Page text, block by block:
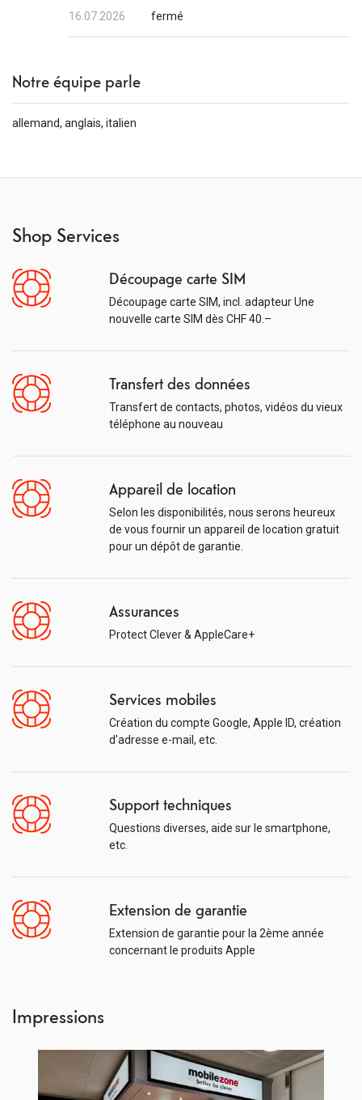
16.07.2026 fermé
Notre équipe parle
allemand, anglais, italien
Shop Services
Découpage carte SIM
Découpage carte SIM, incl. adapteur Une
nouvelle carte SIM dès CHF 40.–
Transfert des données
Transfert de contacts, photos, vidéos du vieux
téléphone au nouveau
Appareil de location
Selon les disponibilités, nous serons heureux
de vous fournir un appareil de location gratuit
pour un dépôt de garantie.
Assurances
Protect Clever & AppleCare+
Services mobiles
Création du compte Google, Apple ID, création
d'adresse e-mail, etc.
Support techniques
Questions diverses, aide sur le smartphone,
etc.
Extension de garantie
Extension de garantie pour la 2ème année
concernant le produits Apple
Impressions